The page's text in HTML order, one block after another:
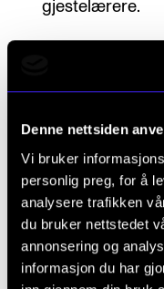
Denne nettsiden
Vi bruker
personlig preg, for å
analysere trafikken
du bruker nettstedet
annonsering og
informasjon du har
gjestelærere.
Studenten
vurdering i
For oversikt over
veiledende
”Organisering”
studieprogram.